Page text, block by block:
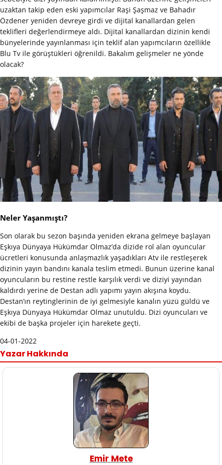
uzaktan takip eden eski yapımcılar Raşi Şaşmaz ve Bahadır
Özdener yeniden devreye girdi ve dijital kanallardan gelen
teklifleri değerlendirmeye aldı. Dijital kanallardan dizinin kendi
bünyelerinde yayınlanması için teklif alan yapımcıların özellikle
Blu Tv ile görüştükleri öğrenildi. Bakalım gelişmeler ne yönde
olacak?
Neler Yaşanmıştı?
Son olarak bu sezon başında yeniden ekrana gelmeye başlayan
Eşkıya Dünyaya Hükümdar Olmaz’da dizide rol alan oyuncular
ücretleri konusunda anlaşmazlık yaşadıkları Atv ile restleşerek
dizinin yayın bandını kanala teslim etmedi. Bunun üzerine kanal
oyuncuların bu restine restle karşılık verdi ve diziyi yayından
kaldırdı yerine de Destan adlı yapımı yayın akışına koydu.
Destan’ın reytinglerinin de iyi gelmesiyle kanalın yüzü güldü ve
Eşkıya Dünyaya Hükümdar Olmaz unutuldu. Dizi oyuncuları ve
ekibi de başka projeler için harekete geçti.
04-01-2022
Yazar Hakkında
Emir Mete